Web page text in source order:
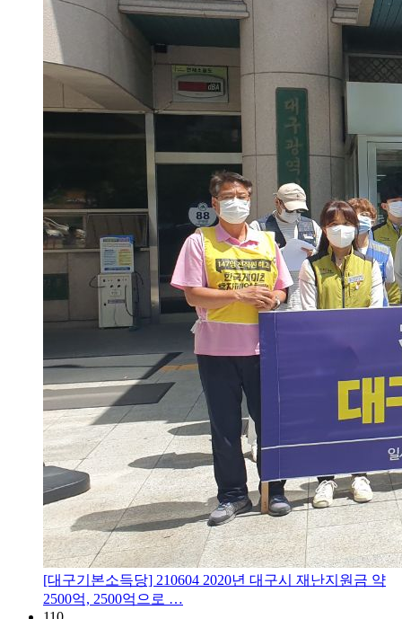
[대구기본소득당] 210604 2020년 대구시 재난지원금 약
2500억, 2500억으로 …